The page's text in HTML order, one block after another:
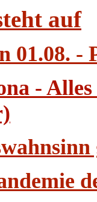
auf
01.08. -
-